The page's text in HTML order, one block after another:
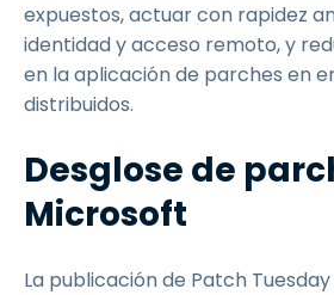
expuestos, actuar con rapidez
identidad y acceso remoto, y
en la aplicación de parches en
distribuidos.
Desglose de
Microsoft
La publicación de Patch